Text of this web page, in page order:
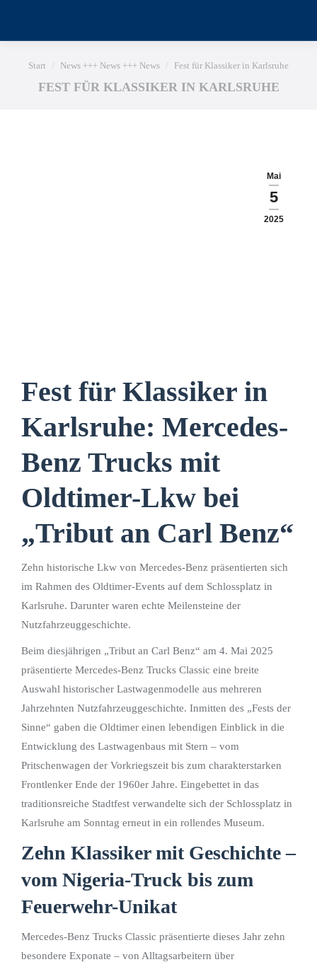
Sie befinden sich hier:
Start News +++ News +++ News Fest für Klassiker in Karlsruhe
FEST FÜR KLASSIKER IN KARLSRUHE
Mai
5
2025
Fest für Klassiker in
Karlsruhe: Mercedes-
Benz Trucks mit
Oldtimer-Lkw bei
„Tribut an Carl Benz“
Zehn historische Lkw von Mercedes-Benz präsentierten sich
im Rahmen des Oldtimer-Events auf dem Schlossplatz in
Karlsruhe. Darunter waren echte Meilensteine der
Nutzfahrzeuggeschichte.
Beim diesjährigen „Tribut an Carl Benz“ am 4. Mai 2025
präsentierte Mercedes-Benz Trucks Classic eine breite
Auswahl historischer Lastwagenmodelle aus mehreren
Jahrzehnten Nutzfahrzeuggeschichte. Inmitten des „Fests der
Sinne“ gaben die Oldtimer einen lebendigen Einblick in die
Entwicklung des Lastwagenbaus mit Stern – vom
Pritschenwagen der Vorkriegszeit bis zum charakterstarken
Frontlenker Ende der 1960er Jahre. Eingebettet in das
traditionsreiche Stadtfest verwandelte sich der Schlossplatz in
Karlsruhe am Sonntag erneut in ein rollendes Museum.
Zehn Klassiker mit Geschichte –
vom Nigeria-Truck bis zum
Feuerwehr-Unikat
Mercedes-Benz Trucks Classic präsentierte dieses Jahr zehn
besondere Exponate – von Alltagsarbeitern über